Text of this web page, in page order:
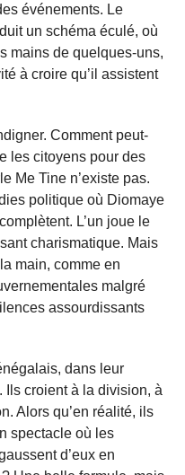
événements. Le
un schéma éculé, où
mains de quelques-uns,
à croire qu’il assistent
Comment peut-
les citoyens pour des
Me Tine n’existe pas.
politique où Diomaye
L’un joue le
charismatique. Mais
main, comme en
malgré
assourdissants
dans leur
Ils croient à la division, à
Alors qu’en réalité, ils
spectacle où les
d’eux en